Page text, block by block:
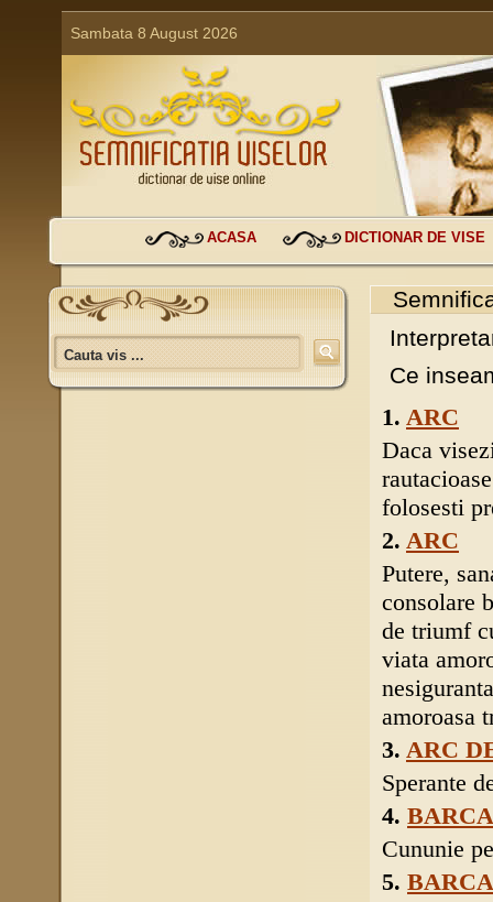
Sambata 8 August 2026
ACASA DICTIONAR DE VISE
Ce
1. ARC
Daca
folosesti
2. ARC
Putere,
consolare
de triumf
viata
amoroasa
3. ARC
Sperante
4. BARCA
Cununie
5. BARCA